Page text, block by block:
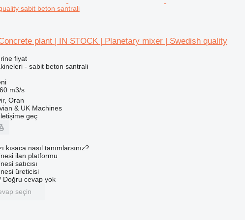
sabit beton santrali
plant | IN STOCK | Planetary mixer | Swedish quality
fiyat
- sabit beton santrali
60 m3/s
Oran
& UK Machines
geç
kısaca nasıl tanımlarsınız?
ilan platformu
satıcısı
üreticisi
Doğru cevap yok
seçin